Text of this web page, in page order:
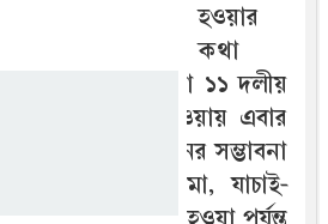
হওয়ার
কথা
বিরোধী দল বা ১১ দলীয়
প্রার্থী ঘোষণা হওয়ায় এবার
নির্বাচনের সম্ভাবনা
মনোনয়নপত্র জমা, যাচাই-